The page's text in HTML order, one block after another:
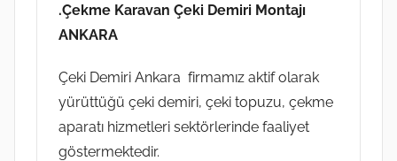
.Çekme Karavan Çeki Demiri Montajı
ANKARA
Çeki Demiri Ankara firmamız aktif olarak
yürüttüğü çeki demiri, çeki topuzu, çekme
aparatı hizmetleri sektörlerinde faaliyet
göstermektedir.